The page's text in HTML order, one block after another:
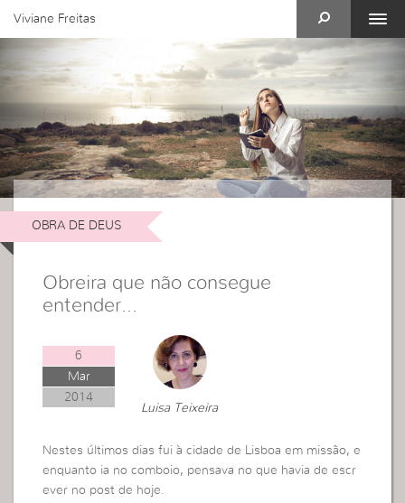
Viviane Freitas
OBRA DE DEUS
Obreira que não consegue
entender…
6
Mar
2014
Luisa Teixeira
Nestes últimos dias fui à cidade de Lisboa em missão, e
enquanto ia no comboio, pensava no que havia de escr
ever no post de hoje.